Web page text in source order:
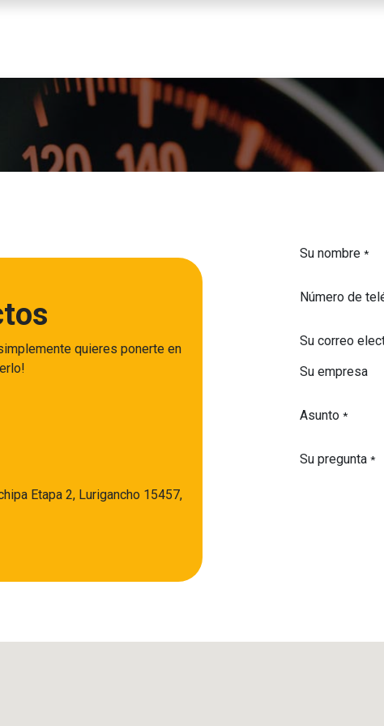
quieres ponerte en
Etapa 2, Lurigancho 15457,
Su nombre *
Número de
Su correo
Su empresa
Asunto *
Su pregunta *